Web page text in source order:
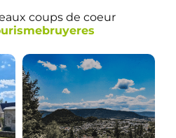
coups de coeur